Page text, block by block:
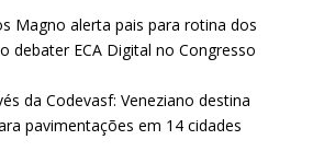
Magno alerta pais para rotina dos
debater ECA Digital no Congresso
da Codevasf: Veneziano destina
pavimentações em 14 cidades